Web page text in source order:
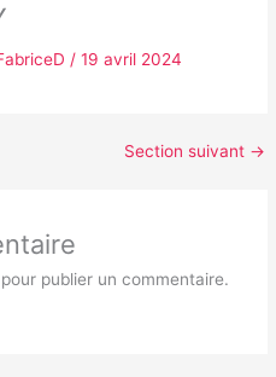
/19 avril 2024
Section suivant →
publier un commentaire.